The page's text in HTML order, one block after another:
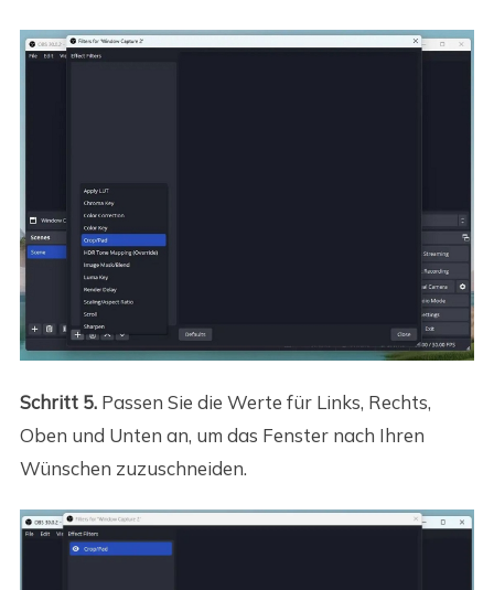
Schritt 5. Passen Sie die Werte für Links, Rechts,
Oben und Unten an, um das Fenster nach Ihren
Wünschen zuzuschneiden.